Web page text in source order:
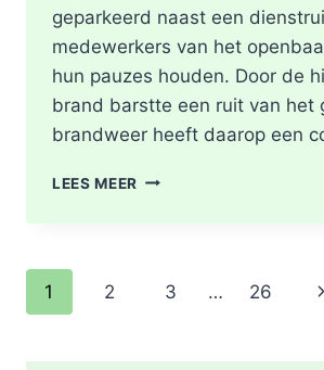
geparkeerd naast een
medewerkers van het
hun pauzes houden. Door de
brand barstte een ruit van het
brandweer heeft daarop een
LEES MEER SCOOTER
STATION
IN
Paginanavigatie
1 2 3 … 26